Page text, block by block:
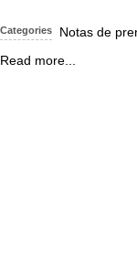
Categories
Notas de
Read more...